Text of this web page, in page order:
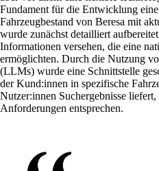
Fundament für die Entwicklung
Fahrzeugbestand von Beresa mit
wurde zunächst detailliert
Informationen versehen, die eine
ermöglichten. Durch die Nutzung
(LLMs) wurde eine Schnittstelle
der Kund:innen in spezifische
Nutzer:innen Suchergebnisse
Anforderungen entsprechen.